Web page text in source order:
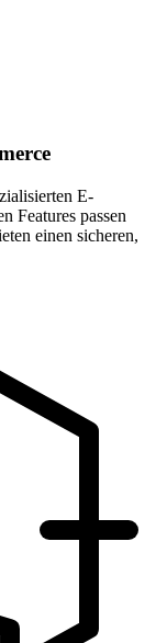
E-
Features passen
einen sicheren,